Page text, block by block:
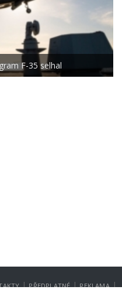
F-35 selhal
| PŘEDPLATNÉ | REKLAMA |